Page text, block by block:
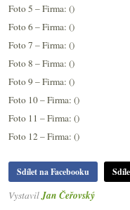
Foto 5 – Firma: ()
Foto 6 – Firma: ()
Foto 7 – Firma: ()
Foto 8 – Firma: ()
Foto 9 – Firma: ()
Foto 10 – Firma: ()
Foto 11 – Firma: ()
Foto 12 – Firma: ()
Sdílet na Facebooku
Vystavil Jan Čeřovský